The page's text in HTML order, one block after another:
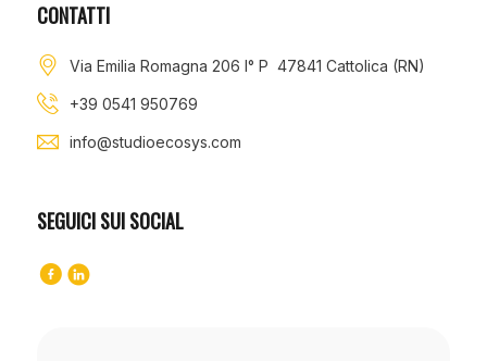
CONTATTI
Via Emilia Romagna 206 I° P 47841 Cattolica (RN)
+39 0541 950769
info@studioecosys.com
SEGUICI SUI SOCIAL